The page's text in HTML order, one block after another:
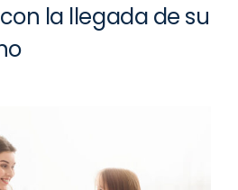
la llegada de su